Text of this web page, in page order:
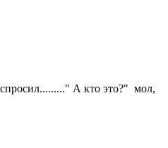
А кто это?" мол,